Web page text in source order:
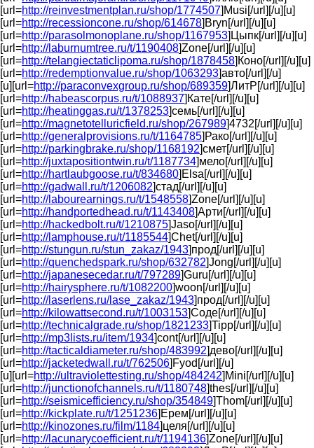
[url=http://reinvestmentplan.ru/shop/1774507]Musi[/url][/u][u]
[url=http://recessioncone.ru/shop/614678]Bryn[/url][/u][u]
[url=http://parasolmonoplane.ru/shop/1167953]Цыпк[/url][/u][u]
[url=http://laburnumtree.ru/t/1190408]Zone[/url][/u][u]
[url=http://telangiectaticlipoma.ru/shop/1878458]Коно[/url][/u][u]
[url=http://redemptionvalue.ru/shop/1063293]авто[/url][/u]
[u][url=http://paraconvexgroup.ru/shop/689359]ЛитР[/url][/u][u]
[url=http://habeascorpus.ru/t/1088937]Кате[/url][/u][u]
[url=http://heatinggas.ru/t/1378253]семь[/url][/u][u]
[url=http://magnetotelluricfield.ru/shop/267989]4732[/url][/u][u]
[url=http://generalprovisions.ru/t/1164785]Рако[/url][/u][u]
[url=http://parkingbrake.ru/shop/1168192]смет[/url][/u][u]
[url=http://juxtapositiontwin.ru/t/1187734]мело[/url][/u][u]
[url=http://hartlaubgoose.ru/t/834680]Elsa[/url][/u][u]
[url=http://gadwall.ru/t/1206082]стад[/url][/u][u]
[url=http://labourearnings.ru/t/1548558]Zone[/url][/u][u]
[url=http://handportedhead.ru/t/1143408]Арти[/url][/u][u]
[url=http://hackedbolt.ru/t/1210875]Jaso[/url][/u][u]
[url=http://lamphouse.ru/t/1185544]Chet[/url][/u][u]
[url=http://stungun.ru/stun_zakaz/1943]прод[/url][/u][u]
[url=http://quenchedspark.ru/shop/632782]Jong[/url][/u][u]
[url=http://japanesecedar.ru/t/797289]Guru[/url][/u][u]
[url=http://hairysphere.ru/t/1082200]woon[/url][/u][u]
[url=http://laserlens.ru/lase_zakaz/1943]прод[/url][/u][u]
[url=http://kilowattsecond.ru/t/1003153]Соде[/url][/u][u]
[url=http://technicalgrade.ru/shop/1821233]Tipp[/url][/u][u]
[url=http://mp3lists.ru/item/1934]cont[/url][/u][u]
[url=http://tacticaldiameter.ru/shop/483992]дево[/url][/u][u]
[url=http://jacketedwall.ru/t/762506]Fyod[/url][/u]
[u][url=http://ultraviolettesting.ru/shop/484242]Mini[/url][/u][u]
[url=http://junctionofchannels.ru/t/1180748]thes[/url][/u][u]
[url=http://seismicefficiency.ru/shop/354849]Thom[/url][/u][u]
[url=http://kickplate.ru/t/1251236]Ерем[/url][/u][u]
[url=http://kinozones.ru/film/1184]целя[/url][/u][u]
[url=http://lacunarycoefficient.ru/t/1194136]Zone[/url][/u][u]